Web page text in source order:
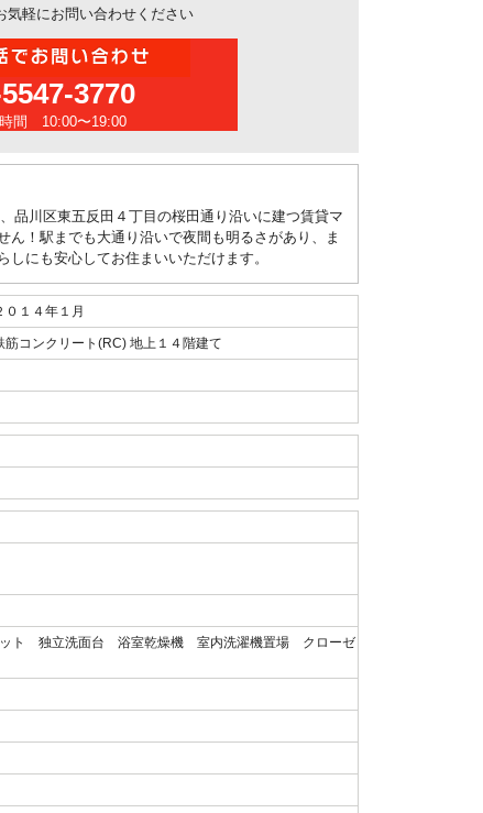
気軽にお問い合わせください
3770
間 10:00〜19:00
品川区東五反田４丁目の桜田通り沿いに建つ賃貸マ
！駅までも大通り沿いで夜間も明るさがあり、ま
にも安心してお住まいいただけます。
０１４年１月
筋コンクリート(RC) 地上１４階建て
ト 独立洗面台 浴室乾燥機 室内洗濯機置場 クローゼ